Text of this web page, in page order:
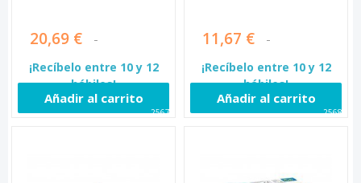
20,69 €
¡Recíbelo entre 10 y 12
hábiles!
Añadir al carrito
25679
11,67 €
¡Recíbelo entre 10 y 12
hábiles!
Añadir al carrito
25683